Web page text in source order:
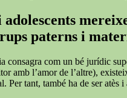
adolescents
paterns i
consagra com un bé jurídic
amb l’amor de l’altre),
Per tant, també ha de ser atès